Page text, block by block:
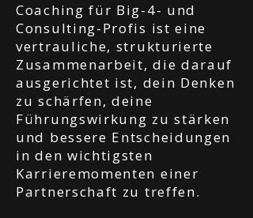
Coaching für Big-4- und
Consulting-Profis ist eine
vertrauliche, strukturierte
Zusammenarbeit, die darauf
ausgerichtet ist, dein Denken
zu schärfen, deine
Führungswirkung zu stärken
und bessere Entscheidungen
in den wichtigsten
Karrieremomenten einer
Partnerschaft zu treffen.